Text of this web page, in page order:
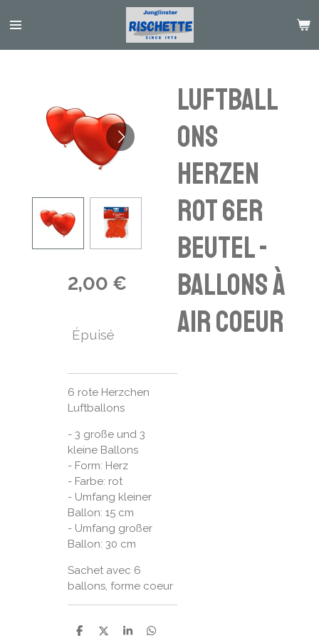
au
Luftball
ons
Herzen
rot 6er
Beutel -
Ballons à
air Coeur
2,00 €
Épuisé
6 rote Herzchen
Luftballons
- 3 große und 3
kleine Ballons
- Form: Herz
- Farbe: rot
- Umfang kleiner
Ballon: 15 cm
- Umfang großer
Ballon: 30 cm
Sachet avec 6
ballons, forme coeur
P P P P